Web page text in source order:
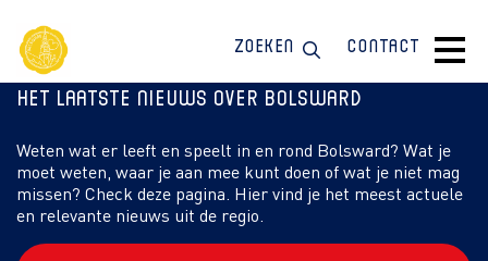
Zoeken Contact
Het laatste nieuws over Bolsward
Weten wat er leeft en speelt in en rond Bolsward? Wat je
moet weten, waar je aan mee kunt doen of wat je niet mag
missen? Check deze pagina. Hier vind je het meest actuele
en relevante nieuws uit de regio.